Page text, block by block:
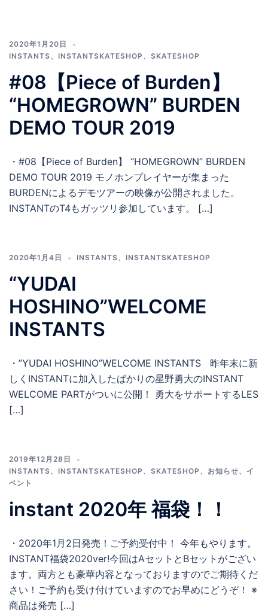
2020年1月20日
INSTANTS、 INSTANTSKATESHOP 、 SKATESHOP
#08【Piece of Burden】
“HOMEGROWN” BURDEN
DEMO TOUR 2019
・#08【Piece of Burden】 “HOMEGROWN” BURDEN
DEMO TOUR 2019 モノホンプレイヤーが集まった
BURDENによるデモツアーの映像が公開されました。
INSTANTのT4もガッツリ参加しています。 […]
2020年1月4日 INSTANTS、 INSTANTSKATESHOP
“YUDAI
HOSHINO”WELCOME
INSTANTS
・”YUDAI HOSHINO”WELCOME INSTANTS 昨年末に新
しくINSTANTに加入したばかりの星野勇大のINSTANT
WELCOME PARTがついに公開！ 勇大をサポートするLES
[…]
2019年12月28日
INSTANTS、 INSTANTSKATESHOP 、 SKATESHOP 、 お知らせ、 イ
ベント
instant 2020年 福袋！！
・2020年1月2日発売！ご予約受付中！ 今年もやります。
INSTANT福袋2020ver!今回はAセットとBセットがござい
ます。両方とも豪華内容となっておりますのでご期待くだ
さい！ご予約も受け付けていますのでお早めにどうぞ！ ※
商品は発売 […]